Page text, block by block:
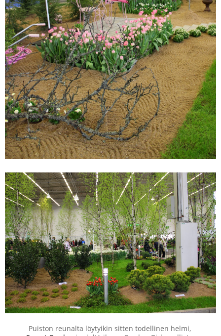
Puiston reunalta löytyikin sitten todellinen helmi,